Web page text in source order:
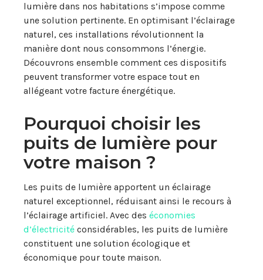
lumière dans nos habitations s’impose comme
une solution pertinente. En optimisant l’éclairage
naturel, ces installations révolutionnent la
manière dont nous consommons l’énergie.
Découvrons ensemble comment ces dispositifs
peuvent transformer votre espace tout en
allégeant votre facture énergétique.
Pourquoi choisir les
puits de lumière pour
votre maison ?
Les puits de lumière apportent un éclairage
naturel exceptionnel, réduisant ainsi le recours à
l’éclairage artificiel. Avec des économies
d’électricité considérables, les puits de lumière
constituent une solution écologique et
économique pour toute maison.